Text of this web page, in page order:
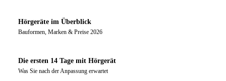
Hörgeräte im Überblick
Bauformen, Marken & Preise 2026
Die ersten 14 Tage mit Hörgerät
Was Sie nach der Anpassung erwartet